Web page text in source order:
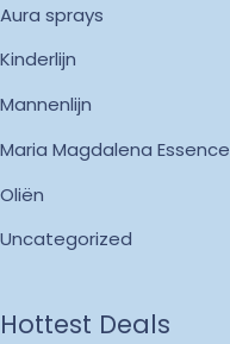
Aura sprays
Kinderlijn
Mannenlijn
Maria Magdalena Essence
Oliën
Uncategorized
Hottest Deals